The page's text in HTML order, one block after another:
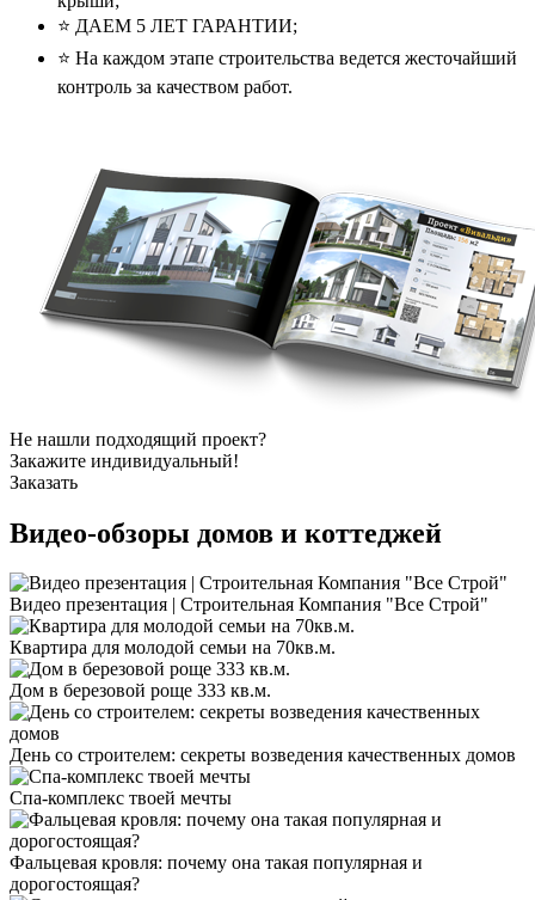
⭐️ ДАЕМ 5 ЛЕТ ГАРАНТИИ;
⭐️ На каждом этапе строительства ведется жесточайший
контроль за качеством работ.
Не нашли подходящий проект?
Закажите индивидуальный!
Заказать
Видео-обзоры домов и коттеджей
Видео презентация | Строительная Компания "Все Строй"
Квартира для молодой семьи на 70кв.м.
Дом в березовой роще 333 кв.м.
День со строителем: секреты возведения качественных домов
Спа-комплекс твоей мечты
Фальцевая кровля: почему она такая популярная и
дорогостоящая?